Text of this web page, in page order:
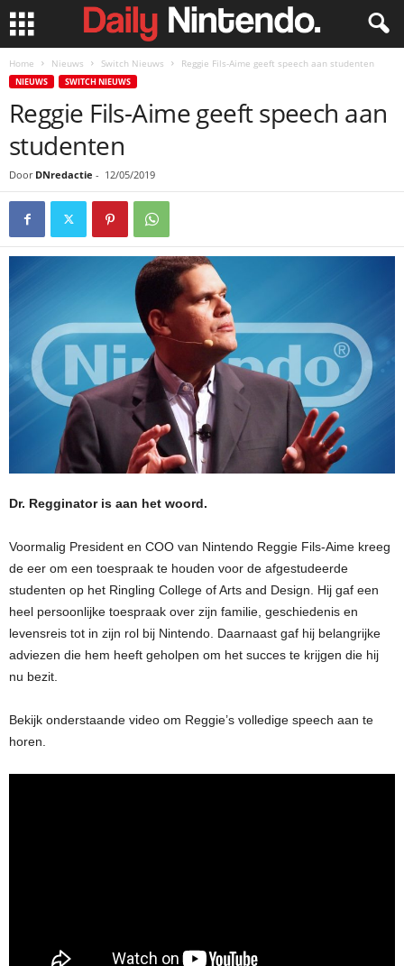
Home Nieuws Switch Nieuws Reggie Fils-Aime geeft speech aan studenten
NIEUWS SWITCH NIEUWS
Reggie Fils-Aime geeft speech aan
studenten
Door DNredactie - 12/05/2019
Dr. Regginator is aan het woord.
Voormalig President en COO van Nintendo Reggie Fils-Aime kreeg
de eer om een ​​toespraak te houden voor de afgestudeerde
studenten op het Ringling College of Arts and Design. Hij gaf een
heel persoonlijke toespraak over zijn familie, geschiedenis en
levensreis tot in zijn rol bij Nintendo. Daarnaast gaf hij belangrijke
adviezen die hem heeft geholpen om het succes te krijgen die hij
nu bezit.
Bekijk onderstaande video om Reggie’s volledige speech aan te
horen.